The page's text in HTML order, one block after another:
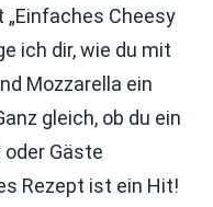
„Einfaches Cheesy
ich dir, wie du mit
Mozzarella ein
gleich, ob du ein
Gäste
Rezept ist ein Hit!